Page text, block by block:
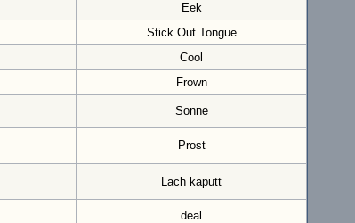
Eek
Stick Out Tongue
Cool
Frown
Sonne
Prost
Lach kaputt
deal